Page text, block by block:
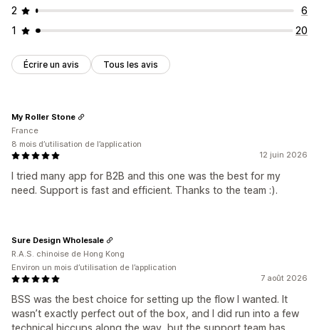
2
6
1
20
Écrire un avis Tous les avis
12 juin 2026
I tried many app for B2B and this one was the best for my
need. Support is fast and efficient. Thanks to the team :).
My Roller Stone
France
8 mois d’utilisation de l’application
7 août 2026
BSS was the best choice for setting up the flow I wanted. It
wasn’t exactly perfect out of the box, and I did run into a few
Sure Design Wholesale
R.A.S. chinoise de Hong Kong
Environ un mois d’utilisation de l’application